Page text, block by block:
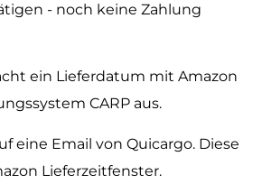
- noch keine Zahlung
ein Lieferdatum mit Amazon
CARP aus.
eine Email von Quicargo. Diese
Lieferzeitfenster.